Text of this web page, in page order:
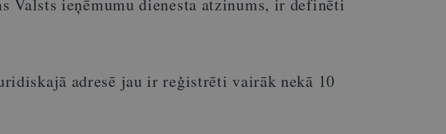
Valsts ieņēmumu dienesta atzinums, ir definēti
adresē jau ir reģistrēti vairāk nekā 10